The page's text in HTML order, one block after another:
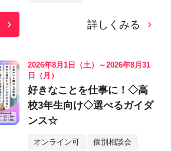
詳しくみる
2026年8月1日（土）～2026年8月31
日（月）
好きなことを仕事に！◇高
校3年生向け◇選べるガイダ
ンス☆
オンライン可 個別相談会